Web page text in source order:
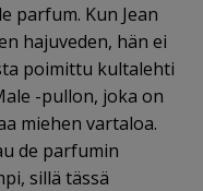
parfum. Kun Jean
hajuveden, hän ei
poimittu kultalehti
-pullon, joka on
miehen vartaloa.
de parfumin
sillä tässä